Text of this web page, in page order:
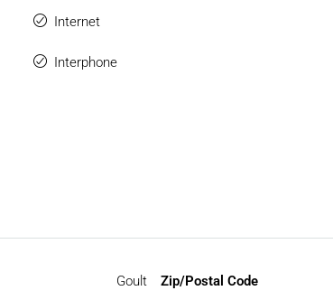
Internet
Interphone
Goult Zip/Postal Code